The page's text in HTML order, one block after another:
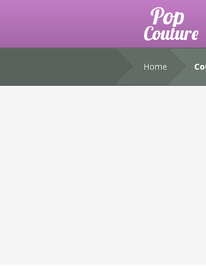
Home